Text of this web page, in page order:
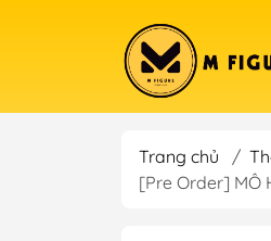
Trang chủ /
[Pre Order] MÔ